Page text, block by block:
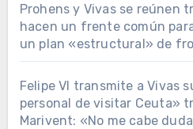
Prohens y Vivas se reúnen
hacen un frente común
un plan «estructural» de
Felipe VI transmite a Vivas
personal de visitar Ceuta»
Marivent: «No me cabe